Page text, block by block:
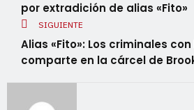
por extradición de alias «Fito»
SIGUIENTE
Alias «Fito»: Los criminales
comparte en la cárcel de